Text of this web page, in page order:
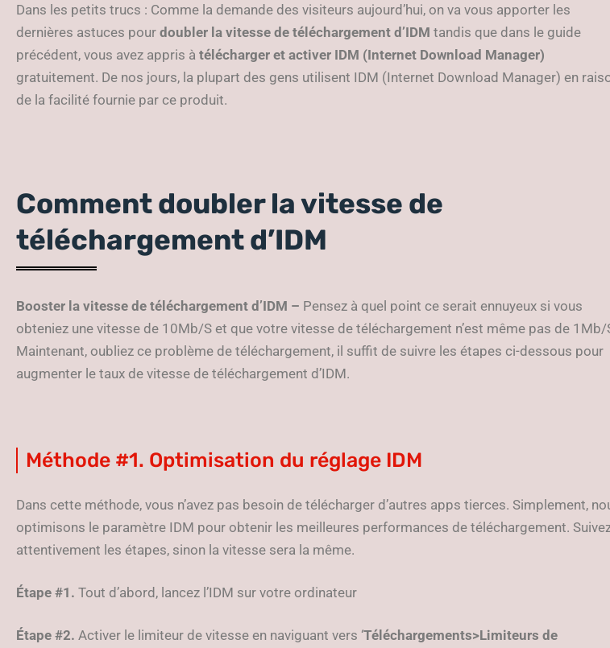
Dans les petits trucs : Comme la demande des visiteurs aujourd’hui, on va vous apporter les
dernières astuces pour doubler la vitesse de téléchargement d’IDM tandis que dans le guide
précédent, vous avez appris à télécharger et activer IDM (Internet Download Manager)
gratuitement. De nos jours, la plupart des gens utilisent IDM (Internet Download Manager) en
de la facilité fournie par ce produit.
Comment doubler la vitesse de
téléchargement d’IDM
Booster la vitesse de téléchargement d’IDM – Pensez à quel point ce serait ennuyeux si vous
obteniez une vitesse de 10Mb/S et que votre vitesse de téléchargement n’est même pas de 1Mb/
Maintenant, oubliez ce problème de téléchargement, il suffit de suivre les étapes ci-dessous pour
augmenter le taux de vitesse de téléchargement d’IDM.
Méthode #1. Optimisation du réglage IDM
Dans cette méthode, vous n’avez pas besoin de télécharger d’autres apps tierces. Simplement,
optimisons le paramètre IDM pour obtenir les meilleures performances de téléchargement.
attentivement les étapes, sinon la vitesse sera la même.
Étape #1. Tout d’abord, lancez l’IDM sur votre ordinateur
Étape #2. Activer le limiteur de vitesse en naviguant vers ‘Téléchargements>Limiteurs de